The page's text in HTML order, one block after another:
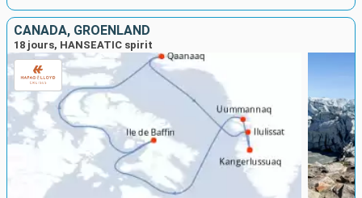
CANADA, GRÖENLAND
18 jours, HANSEATIC spirit